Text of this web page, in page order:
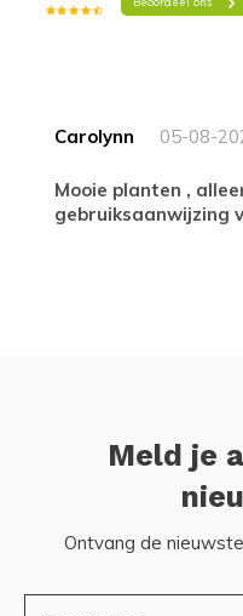
Carolynn 05-08-
Mooie planten , alleen jammer geen
gebruiksaanwijzing
Meld je
Ontvang de